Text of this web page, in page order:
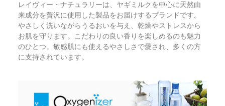
レイヴィー・ナチュラリーは、ヤギミルクを中心に天然由
来成分を贅沢に使用した製品をお届けするブランドです。
やさしく洗いながらうるおいを与え、乾燥やストレスから
お肌を守ります。こだわりの良い香りを楽しめるのも魅力
のひとつ。敏感肌にも使えるやさしさで愛され、多くの方
に支持されています。